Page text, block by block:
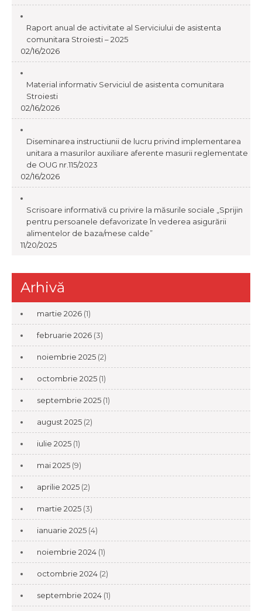
Raport anual de activitate al Serviciului de asistenta
comunitara Stroiesti – 2025
02/16/2026
Material informativ Serviciul de asistenta comunitara
Stroiesti
02/16/2026
Diseminarea instructiunii de lucru privind implementarea
unitara a masurilor auxiliare aferente masurii reglementate
de OUG nr.115/2023
02/16/2026
Scrisoare informativă cu privire la măsurile sociale „Sprijin
pentru persoanele defavorizate în vederea asigurării
alimentelor de baza/mese calde”
11/20/2025
Arhivă
martie 2026 (1)
februarie 2026 (3)
noiembrie 2025 (2)
octombrie 2025 (1)
septembrie 2025 (1)
august 2025 (2)
iulie 2025 (1)
mai 2025 (9)
aprilie 2025 (2)
martie 2025 (3)
ianuarie 2025 (4)
noiembrie 2024 (1)
octombrie 2024 (2)
septembrie 2024 (1)